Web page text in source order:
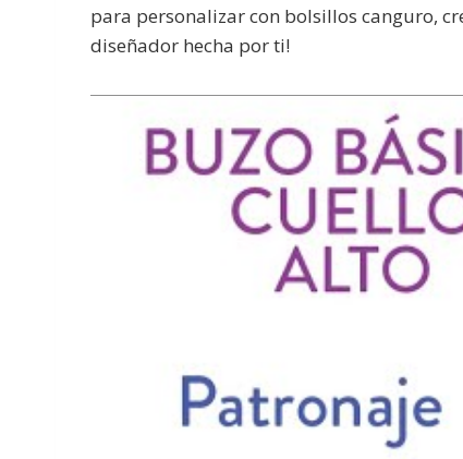
para personalizar con bolsillos canguro,
diseñador hecha por ti!